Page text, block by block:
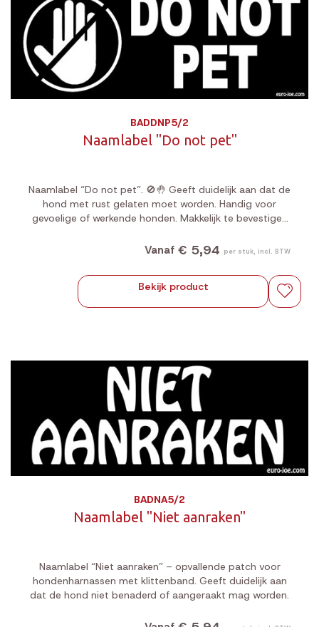
BADDNP5/2
Naamlabel "Do not pet"
Naamlabel “Do not pet”. 🚫🤚 Geeft duidelijk aan dat de
hond met rust gelaten moet worden. Handig voor
gevoelige of werkende honden. Makkelijk te bevestigen
Vanaf € 5,94 per stuk, incl. BTW
Bekijk product
BADNA5/2
Naamlabel "Niet aanraken"
Naamlabel “Niet aanraken” – opvallende patch voor
hondenharnassen met klittenband. Geeft duidelijk aan
dat de hond niet benaderd of aangeraakt mag worden.